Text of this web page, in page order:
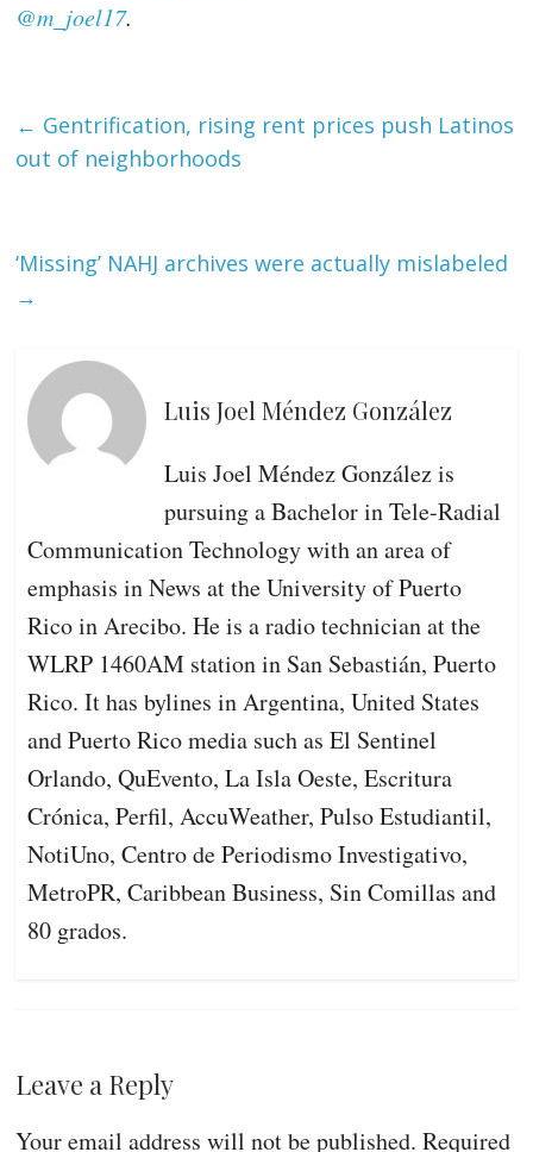
@m_joel17.
← Gentrification, rising rent prices push Latinos
out of neighborhoods
‘Missing’ NAHJ archives were actually mislabeled
→
Luis Joel Méndez González
Luis Joel Méndez González is
pursuing a Bachelor in Tele-Radial
Communication Technology with an area of ​​
emphasis in News at the University of Puerto
Rico in Arecibo. He is a radio technician at the
WLRP 1460AM station in San Sebastián, Puerto
Rico. It has bylines in Argentina, United States
and Puerto Rico media such as El Sentinel
Orlando, QuEvento, La Isla Oeste, Escritura
Crónica, Perfil, AccuWeather, Pulso Estudiantil,
NotiUno, Centro de Periodismo Investigativo,
MetroPR, Caribbean Business, Sin Comillas and
80 grados.
Leave a Reply
Your email address will not be published. Required